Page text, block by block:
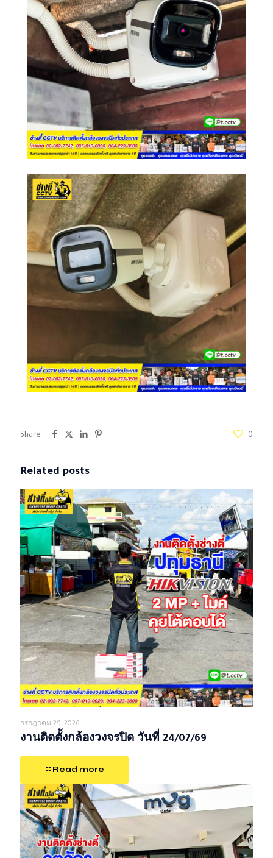
Share 0
Related posts
กรกฎาคม 29, 2026
งานติดตั้งกล้องวงจรปิด วันที่ 24/07/69
Read more